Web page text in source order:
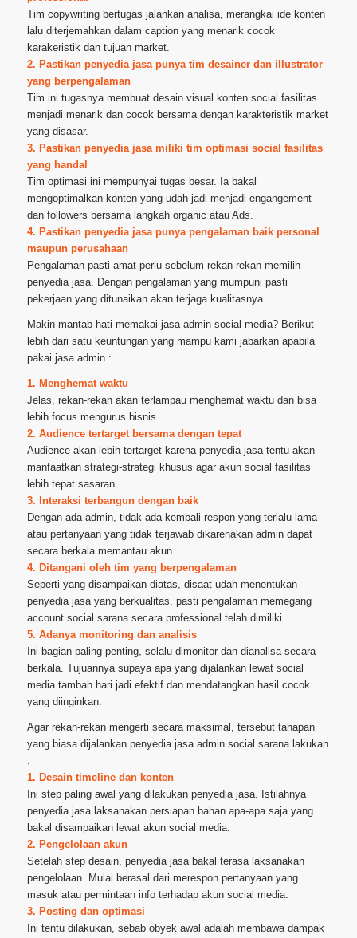
Tim copywriting bertugas jalankan analisa, merangkai ide konten
lalu diterjemahkan dalam caption yang menarik cocok
karakeristik dan tujuan market.
2. Pastikan penyedia jasa punya tim desainer dan illustrator
yang berpengalaman
Tim ini tugasnya membuat desain visual konten social fasilitas
menjadi menarik dan cocok bersama dengan karakteristik market
yang disasar.
3. Pastikan penyedia jasa miliki tim optimasi social fasilitas
yang handal
Tim optimasi ini mempunyai tugas besar. Ia bakal
mengoptimalkan konten yang udah jadi menjadi engangement
dan followers bersama langkah organic atau Ads.
4. Pastikan penyedia jasa punya pengalaman baik personal
maupun perusahaan
Pengalaman pasti amat perlu sebelum rekan-rekan memilih
penyedia jasa. Dengan pengalaman yang mumpuni pasti
pekerjaan yang ditunaikan akan terjaga kualitasnya.
Makin mantab hati memakai jasa admin social media? Berikut
lebih dari satu keuntungan yang mampu kami jabarkan apabila
pakai jasa admin :
1. Menghemat waktu
Jelas, rekan-rekan akan terlampau menghemat waktu dan bisa
lebih focus mengurus bisnis.
2. Audience tertarget bersama dengan tepat
Audience akan lebih tertarget karena penyedia jasa tentu akan
manfaatkan strategi-strategi khusus agar akun social fasilitas
lebih tepat sasaran.
3. Interaksi terbangun dengan baik
Dengan ada admin, tidak ada kembali respon yang terlalu lama
atau pertanyaan yang tidak terjawab dikarenakan admin dapat
secara berkala memantau akun.
4. Ditangani oleh tim yang berpengalaman
Seperti yang disampaikan diatas, disaat udah menentukan
penyedia jasa yang berkualitas, pasti pengalaman memegang
account social sarana secara professional telah dimiliki.
5. Adanya monitoring dan analisis
Ini bagian paling penting, selalu dimonitor dan dianalisa secara
berkala. Tujuannya supaya apa yang dijalankan lewat social
media tambah hari jadi efektif dan mendatangkan hasil cocok
yang diinginkan.
Agar rekan-rekan mengerti secara maksimal, tersebut tahapan
yang biasa dijalankan penyedia jasa admin social sarana lakukan
:
1. Desain timeline dan konten
Ini step paling awal yang dilakukan penyedia jasa. Istilahnya
penyedia jasa laksanakan persiapan bahan apa-apa saja yang
bakal disampaikan lewat akun social media.
2. Pengelolaan akun
Setelah step desain, penyedia jasa bakal terasa laksanakan
pengelolaan. Mulai berasal dari merespon pertanyaan yang
masuk atau permintaan info terhadap akun social media.
3. Posting dan optimasi
Ini tentu dilakukan, sebab obyek awal adalah membawa dampak